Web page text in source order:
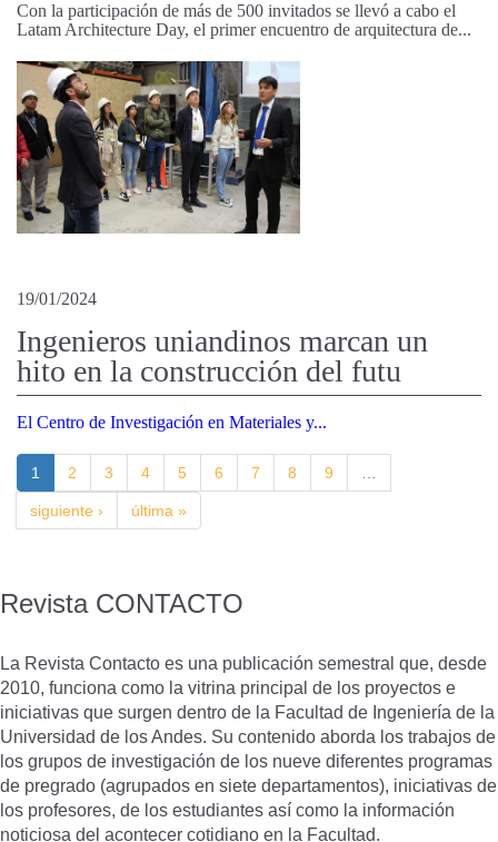
Con la participación de más de 500 invitados se llevó a cabo el
Latam Architecture Day, el primer encuentro de arquitectura de...
19/01/2024
Ingenieros uniandinos marcan un
hito en la construcción del futu
El Centro de Investigación en Materiales y...
1 2 3 4 5 6 7 8 9
siguiente › última »
Revista CONTACTO
La Revista Contacto es una publicación semestral que, desde
2010, funciona como la vitrina principal de los proyectos e
iniciativas que surgen dentro de la Facultad de Ingeniería de la
Universidad de los Andes. Su contenido aborda los trabajos de
los grupos de investigación de los nueve diferentes programas
de pregrado (agrupados en siete departamentos), iniciativas de
los profesores, de los estudiantes así como la información
noticiosa del acontecer cotidiano en la Facultad.